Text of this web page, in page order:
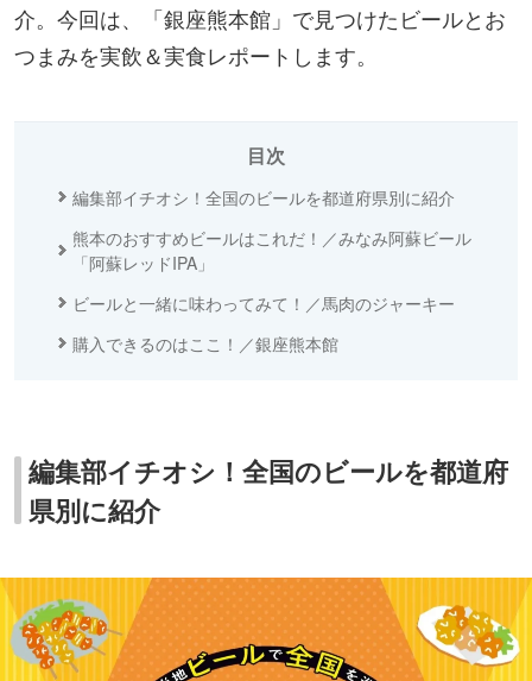
介。今回は、「銀座熊本館」で見つけたビールとお
つまみを実飲＆実食レポートします。
目次
編集部イチオシ！全国のビールを都道府県別に紹介
熊本のおすすめビールはこれだ！／みなみ阿蘇ビール
「阿蘇レッドIPA」
ビールと一緒に味わってみて！／馬肉のジャーキー
購入できるのはここ！／銀座熊本館
編集部イチオシ！全国のビールを都道府
県別に紹介